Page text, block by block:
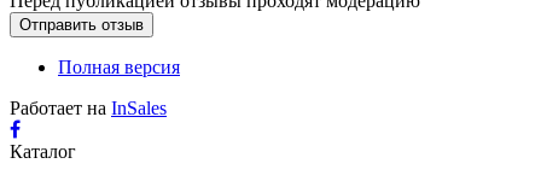
Полная версия
Работает на InSales
Каталог